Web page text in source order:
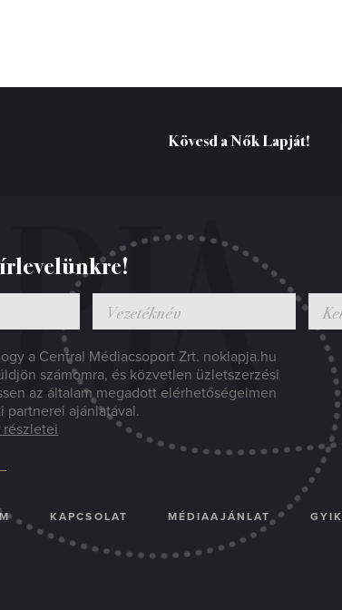
Kövesd a Nők Lapját!
a Central Médiacsoport Zrt. noklapja.hu
számomra, és közvetlen üzletszerzési
az általam megadott elérhetőségeimen
partnerei ajánlatával.
KAPCSOLAT MÉDIAAJÁNLAT GYIK